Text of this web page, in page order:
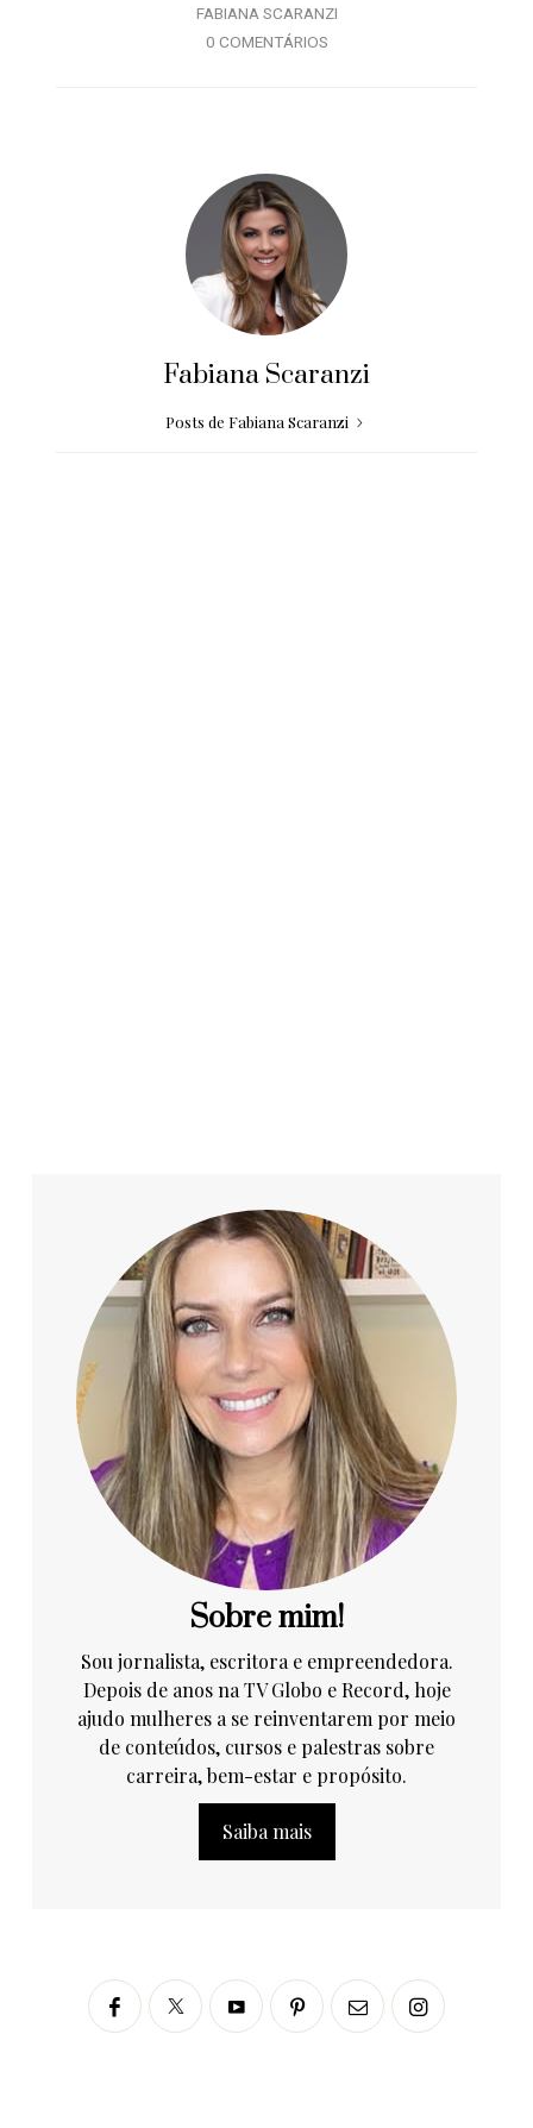
FABIANA SCARANZI
0 COMENTÁRIOS
Fabiana Scaranzi
Posts de Fabiana Scaranzi
Sobre mim!
Sou jornalista, escritora e empreendedora.
Depois de anos na TV Globo e Record, hoje
ajudo mulheres a se reinventarem por meio
de conteúdos, cursos e palestras sobre
carreira, bem-estar e propósito.
Saiba mais